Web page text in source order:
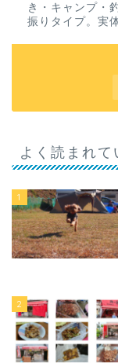
き・キャンプ・
振りタイプ。実
よく読まれて
1
2